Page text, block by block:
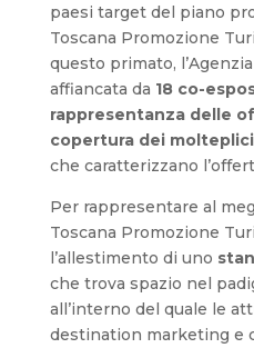
paesi target del piano
Toscana Promozione
questo primato,
affiancata da 18 co-
rappresentanza delle
copertura dei
che caratterizzano
Per rappresentare al
Toscana Promozione
l’allestimento di uno
che trova spazio nel
all’interno del quale le
destination marketing e